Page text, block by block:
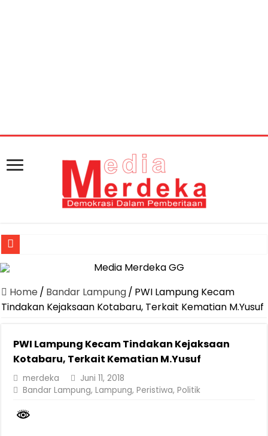
Jasa Raharja Serahkan Santunan kepada Ahli Waris Korban
Canangkan Desa TAPIS dan Luncurkan Sekolah Lansia di
Pemprov Lampung Berhasil Kendalikan Inflasi, Jadi Provinsi
Dirut Jasa Raharja Dampingi Wamenhub Tinjau Penanganan
Pastikan Pelayanan Maksimal, Direksi Jasa Raharja Tinjau Korban
Dirut Jasa Raharja Dampingi Wamenhub Tinjau Penanganan
Home / Bandar Lampung/ PWI Lampung Kecam
Tindakan Kejaksaan Kotabaru, Terkait Kematian M.Yusuf
PWI Lampung Kecam Tindakan Kejaksaan
Kotabaru, Terkait Kematian M.Yusuf
merdeka
Juni 11, 2018
Bandar Lampung,Lampung,Peristiwa,Politik